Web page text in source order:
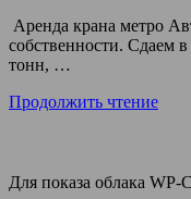
Аренда крана метро
собственности. Сдаем
тонн, …
Продолжить чтение
Для показа облака WP-